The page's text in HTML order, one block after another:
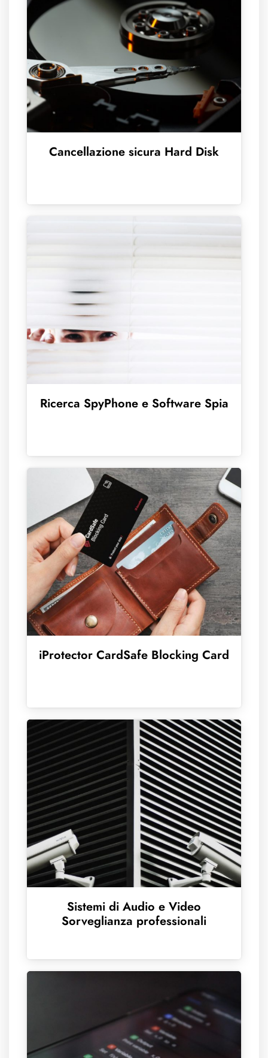
Cancellazione sicura Hard Disk
Ricerca SpyPhone e Software Spia
iProtector CardSafe Blocking Card
Sistemi di Audio e Video
Sorveglianza professionali